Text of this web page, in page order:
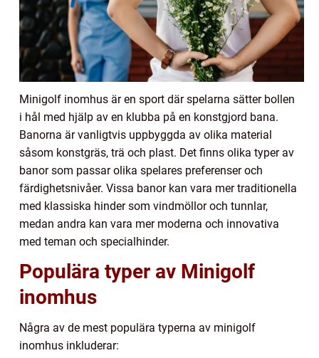
Minigolf inomhus är en sport där spelarna sätter bollen
i hål med hjälp av en klubba på en konstgjord bana.
Banorna är vanligtvis uppbyggda av olika material
såsom konstgräs, trä och plast. Det finns olika typer av
banor som passar olika spelares preferenser och
färdighetsnivåer. Vissa banor kan vara mer traditionella
med klassiska hinder som vindmöllor och tunnlar,
medan andra kan vara mer moderna och innovativa
med teman och specialhinder.
Populära typer av Minigolf
inomhus
Några av de mest populära typerna av minigolf
inomhus inkluderar: